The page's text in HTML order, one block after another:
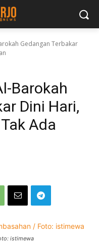
Gedangan Terbakar
Barokah
Dini Hari,
Ada
istimewa